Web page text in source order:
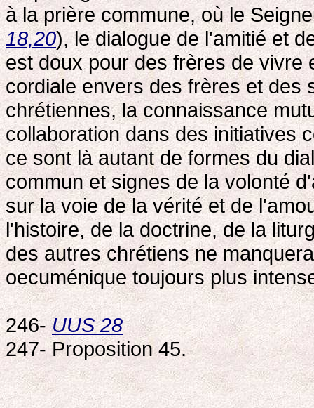
à la prière commune, où le
18,20), le dialogue de l'amitié et
est doux pour des frères de vivre
cordiale envers des frères et des
chrétiennes, la connaissance
collaboration dans des initiatives
ce sont là autant de formes du
commun et signes de la volonté
sur la voie de la vérité et de
l'histoire, de la doctrine, de la
des autres chrétiens ne
oecuménique toujours plus
246-UUS 28
247- Proposition 45.